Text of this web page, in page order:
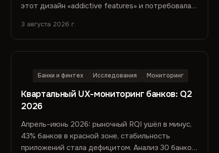
этот дизайн «addictive features» и потребовала
и что с этим делать.
3 августа 2026 г.
Банки и финтех Исследования Мониторинг
Квартальный UX-мониторинг банков: Q2
2026
Апрель–июнь 2026: рыночный RQI ушёл в минус,
43% банков в красной зоне, стабильность
приложений стала дефицитом. Анализ 30 банков,